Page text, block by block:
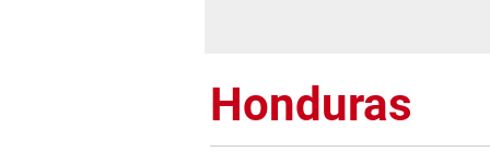
Honduras